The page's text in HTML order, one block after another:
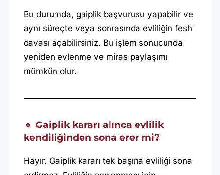
Bu durumda, gaiplik başvurusu yapabilir ve
aynı süreçte veya sonrasında evliliğin feshi
davası açabilirsiniz. Bu işlem sonucunda
yeniden evlenme ve miras paylaşımı
mümkün olur.
🔹 Gaiplik kararı alınca evlilik
kendiliğinden sona erer mi?
Hayır. Gaiplik kararı tek başına evliliği sona